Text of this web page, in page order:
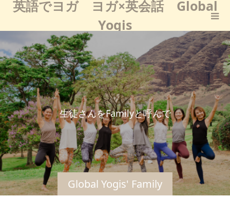
英語でヨガ ヨガ×英会話 Global
Yogis
Global Yogis' Family
生徒さんをFamilyと呼んでいるのは、